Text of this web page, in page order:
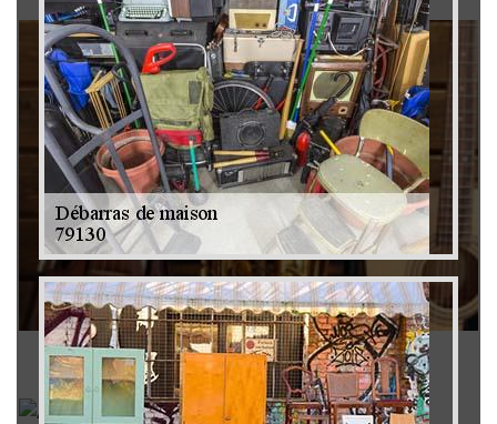
Rachat instrument de musique 79